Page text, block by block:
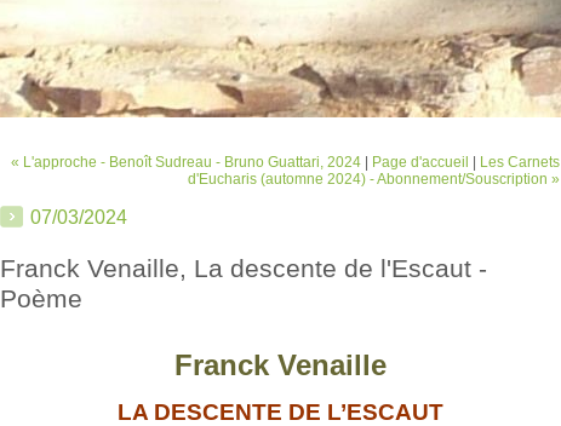
« L'approche - Benoît Sudreau - Bruno Guattari, 2024 Page d'accueil
Les Carnets
d'Eucharis (automne 2024) - Abonnement/Souscription »
07/03/2024
Franck Venaille, La descente de l'Escaut -
Poème
Franck Venaille
LA DESCENTE DE L’ESCAUT